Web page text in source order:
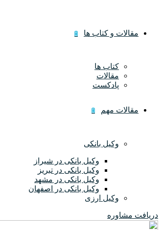
مقالات و کتاب ها
کتاب ها
مقالات
پادکست
مقالات مهم
وکیل بانکی
وکیل بانکی در شیراز
وکیل بانکی در تبریز
وکیل بانکی در مشهد
وکیل بانکی در اصفهان
وکیل ارزی
دریافت مشاوره